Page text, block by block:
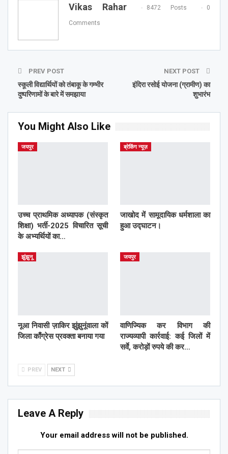
Vikas Rahar 8472 Posts 0
Comments
PREV POST
स्कूली विद्यार्थियों को तंबाकू के गम्भीर
दुष्परिणामों के बारे में समझाया
NEXT POST
इंदिरा रसोई योजना (ग्रामीण) का
शुभारंभ
You Might Also Like
जयपुर
उच्च प्राथमिक अध्यापक (संस्कृत
शिक्षा) भर्ती-2025 विचारित सूची
के अभ्यर्थियों का…
ब्रेकिंग न्यूज़
जाखोद में सामूदायिक धर्मशाला का
हुआ उद्घाटन।
झुंझुनू
नूआ निवासी ज़ाकिर झुंझुनूंवाला कों
जिला काँग्रेस प्रवक्ता बनाया गया
जयपुर
वाणिज्यिक कर विभाग की
राज्यव्यापी कार्रवाई: कई जिलों में
सर्वे, करोड़ों रुपये की कर…
PREV NEXT
Leave A Reply
Your email address will not be published.